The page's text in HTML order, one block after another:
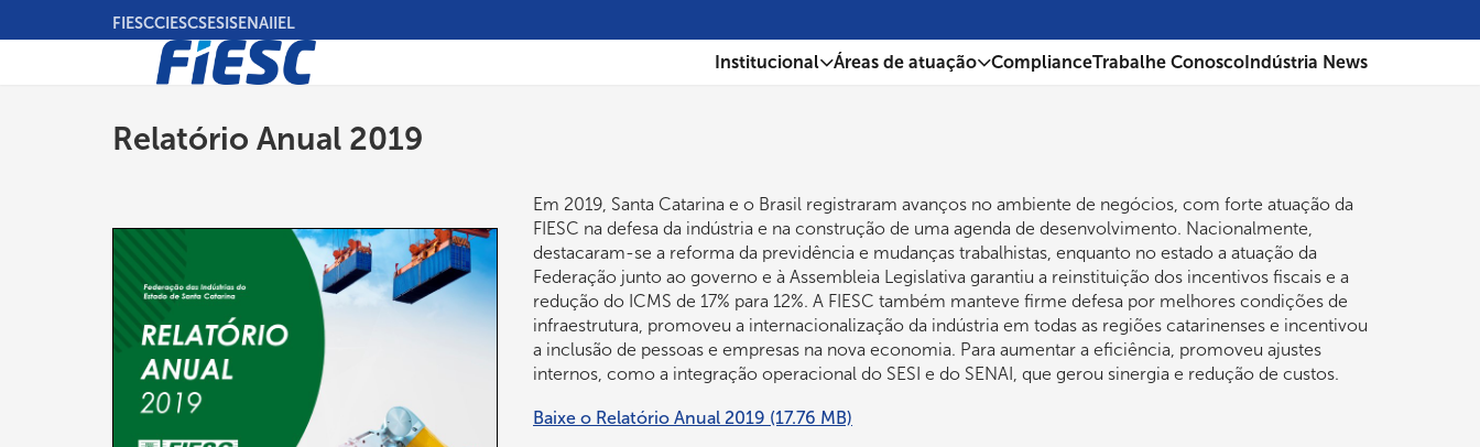
para
FIESCCIESCSESISENAIIEL
Institucional Áreas de atuação ComplianceTrabalhe Conosco Indústria News
Relatório Anual 2019
Em 2019, Santa Catarina e o Brasil registraram avanços no ambiente de negócios, com forte atuação da
FIESC na defesa da indústria e na construção de uma agenda de desenvolvimento. Nacionalmente,
destacaram-se a reforma da previdência e mudanças trabalhistas, enquanto no estado a atuação da
Federação junto ao governo e à Assembleia Legislativa garantiu a reinstituição dos incentivos fiscais e a
redução do ICMS de 17% para 12%. A FIESC também manteve firme defesa por melhores condições de
infraestrutura, promoveu a internacionalização da indústria em todas as regiões catarinenses e incentivou
a inclusão de pessoas e empresas na nova economia. Para aumentar a eficiência, promoveu ajustes
internos, como a integração operacional do SESI e do SENAI, que gerou sinergia e redução de custos.
Baixe o Relatório Anual 2019 (17.76 MB)